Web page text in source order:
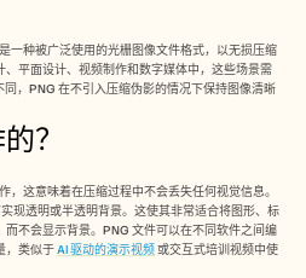
种被广泛使用的光栅图像文件格式，以无损压缩
平面设计、视频制作和数字媒体中，这些场景需
，PNG 在不引入压缩伪影的情况下保持图像清晰
？
，这意味着在压缩过程中不会丢失任何视觉信息。
现透明或半透明背景。这使其非常适合将图形、标
不会显示背景。PNG 文件可以在不同软件之间编
，类似于 AI 驱动的演示视频 或交互式培训视频中使